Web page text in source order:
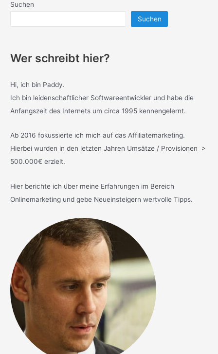
Suchen
Suchen
Wer schreibt hier?
Hi, ich bin Paddy.
Ich bin leidenschaftlicher Softwareentwickler und habe die
Anfangszeit des Internets um circa 1995 kennengelernt.
Ab 2016 fokussierte ich mich auf das Affiliatemarketing.
Hierbei wurden in den letzten Jahren Umsätze / Provisionen >
500.000€ erzielt.
Hier berichte ich über meine Erfahrungen im Bereich
Onlinemarketing und gebe Neueinsteigern wertvolle Tipps.